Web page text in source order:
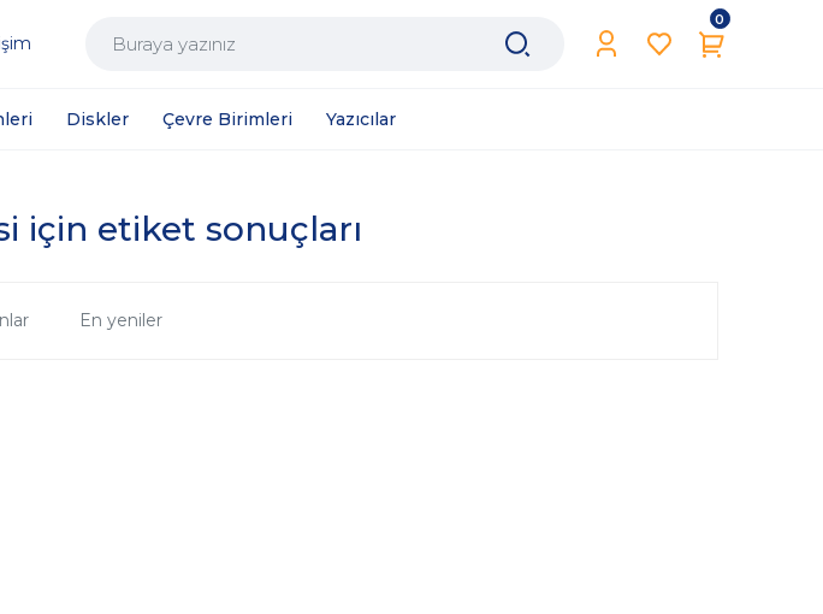
0
Diskler Çevre Birimleri Yazıcılar
için etiket sonuçları
En yeniler